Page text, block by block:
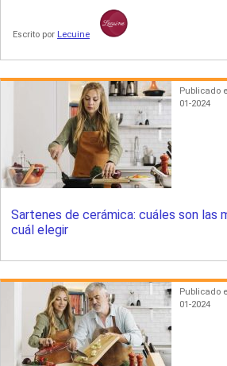
Escrito por Lecuine
Publicado
01-2024
Sartenes de cerámica: cuáles son las
cuál elegir
Publicado
01-2024